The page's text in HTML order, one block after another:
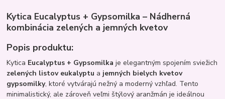
Kytica Eucalyptus + Gypsomilka – Nádherná
kombinácia zelených a jemných kvetov
Popis produktu:
Kytica Eucalyptus + Gypsomilka je elegantným spojením sviežich
zelených listov eukalyptu a jemných bielych kvetov
gypsomilky, ktoré vytvárajú nežný a moderný vzhľad. Tento
minimalistický, ale zároveň veľmi štýlový aranžmán je ideálnou